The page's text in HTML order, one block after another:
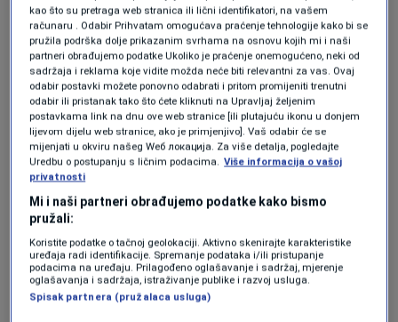
godinu" , navela je Darjana Maglov,
glasnogovornica UIO BIH.
To znači da državne institucije na raspolaganju
za sedam mjeseci ove godine imaju "tričavih"
592 miliona KM. Federaciji BiH preusmjereno je
više od 2,8 milijardi KM, Republici Srpskoj više
od1,6 milijardi KM, dok Brčko distrkt sljeduje
više od 160 miliona KM. Za izgradnju
autoputeva i izgradnju i rekonstrukciju drugih
puteva, Federacija BiH je dobila dodatnih 132
kao što su pretraga web stranica ili lični identifikatori, na vašem
računaru . Odabir Prihvatam omogućava praćenje tehnologije kako bi se
pružila podrška dolje prikazanim svrhama na osnovu kojih mi i naši
partneri obrađujemo podatke Ukoliko je praćenje onemogućeno, neki od
sadržaja i reklama koje vidite možda neće biti relevantni za vas. Ovaj
odabir postavki možete ponovno odabrati i pritom promijeniti trenutni
odabir ili pristanak tako što ćete kliknuti na Upravljaj željenim
postavkama link na dnu ove web stranice [ili plutajuću ikonu u donjem
lijevom dijelu web stranice, ako je primjenjivo]. Vaš odabir će se
mijenjati u okviru našeg Wеб локација. Za više detalja, pogledajte
Uredbu o postupanju s ličnim podacima. Više informacija o vašoj
privatnosti
Mi i naši partneri obrađujemo podatke kako bismo
pružali:
Koristite podatke o tačnoj geolokaciji. Aktivno skenirajte karakteristike
uređaja radi identifikacije. Spremanje podataka i/ili pristupanje
podacima na uređaju. Prilagođeno oglašavanje i sadržaj, mjerenje
oglašavanja i sadržaja, istraživanje publike i razvoj usluga.
Spisak partnera (pružalaca usluga)